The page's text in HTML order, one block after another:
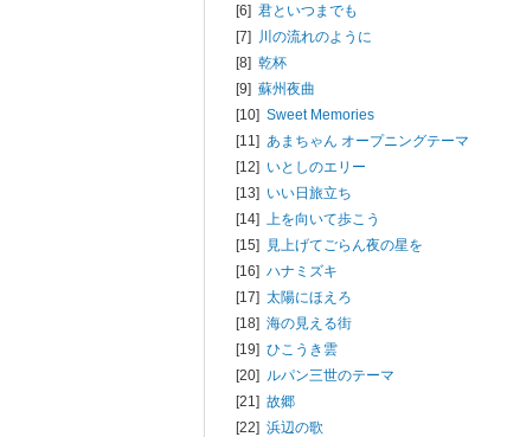
[6] 君といつまでも
[7] 川の流れのように
[8] 乾杯
[9] 蘇州夜曲
[10] Sweet Memories
[11] あまちゃん オープニングテーマ
[12] いとしのエリー
[13] いい日旅立ち
[14] 上を向いて歩こう
[15] 見上げてごらん夜の星を
[16] ハナミズキ
[17] 太陽にほえろ
[18] 海の見える街
[19] ひこうき雲
[20] ルパン三世のテーマ
[21] 故郷
[22] 浜辺の歌